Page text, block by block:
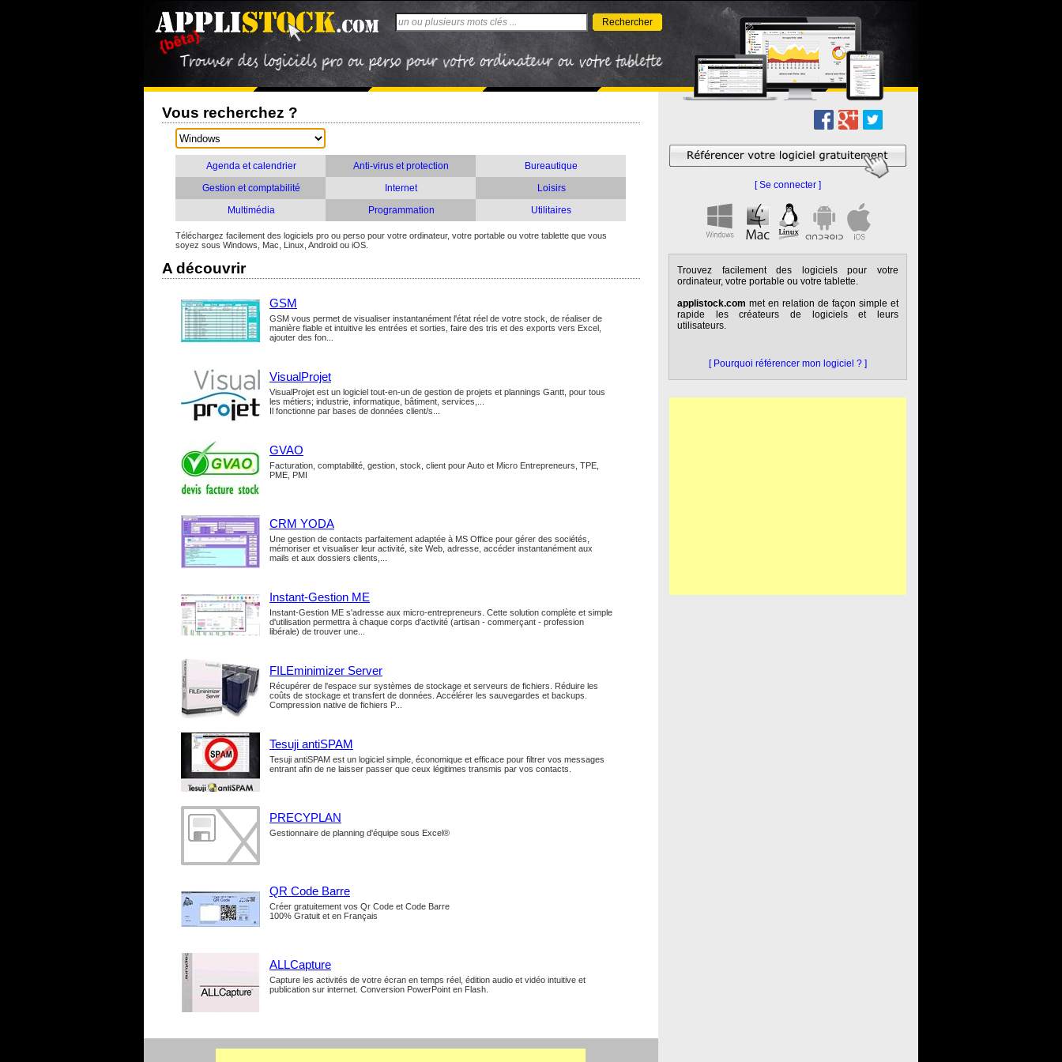
Rechercher
Vous recherchez ?
Agenda et calendrier Anti-virus et protection
Bureautique
Gestion et comptabilité
Internet
Loisirs
Multimédia
Programmation Utilitaires
Téléchargez facilement des logiciels pro ou perso pour votre ordinateur, votre portable ou votre tablette que vous
soyez sous Windows, Mac, Linux, Android ou iOS.
A découvrir
GSM
GSM vous permet de visualiser instantanément l'état réel de votre stock, de réaliser de
manière fiable et intuitive les entrées et sorties, faire des tris et des exports vers Excel,
ajouter des fon...
VisualProjet
VisualProjet est un logiciel tout-en-un de gestion de projets et plannings Gantt, pour tous
les métiers; industrie, informatique, bâtiment, services,...
Il fonctionne par bases de données client/s...
GVAO
Facturation, comptabilité, gestion, stock, client pour Auto et Micro Entrepreneurs, TPE,
PME, PMI
CRM YODA
Une gestion de contacts parfaitement adaptée à MS Office pour gérer des sociétés,
mémoriser et visualiser leur activité, site Web, adresse, accéder instantanément aux
mails et aux dossiers clients,...
Instant-Gestion ME
Instant-Gestion ME s'adresse aux micro-entrepreneurs. Cette solution complète et simple
d'utilisation permettra à chaque corps d'activité (artisan - commerçant - profession
libérale) de trouver une...
FILEminimizer Server
Récupérer de l'espace sur systèmes de stockage et serveurs de fichiers. Réduire les
coûts de stockage et transfert de données. Accélérer les sauvegardes et backups.
Compression native de fichiers P...
Tesuji antiSPAM
Tesuji antiSPAM est un logiciel simple, économique et efficace pour filtrer vos messages
entrant afin de ne laisser passer que ceux légitimes transmis par vos contacts.
PRECYPLAN
Gestionnaire de planning d'équipe sous Excel®
QR Code Barre
Créer gratuitement vos Qr Code et Code Barre
100% Gratuit et en Français
ALLCapture
Capture les activités de votre écran en temps réel, édition audio et vidéo intuitive et
publication sur internet. Conversion PowerPoint en Flash.
[ Se connecter ]
Trouvez facilement des logiciels pour votre
ordinateur, votre portable ou votre tablette.
applistock.com met en relation de façon simple et
rapide les créateurs de logiciels et leurs
utilisateurs.
[ Pourquoi référencer mon logiciel ? ]